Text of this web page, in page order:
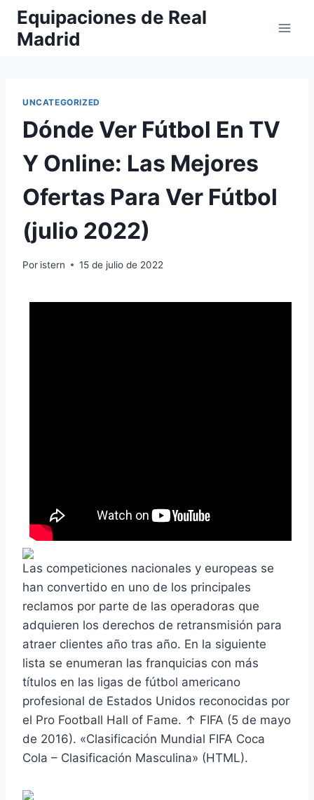
Saltar
contenido
Equipaciones de Real
Madrid
UNCATEGORIZED
Dónde Ver Fútbol En TV
Y Online: Las Mejores
Ofertas Para Ver Fútbol
(julio 2022)
Por istern 15 de julio de 2022
Las competiciones nacionales y europeas se
han convertido en uno de los principales
reclamos por parte de las operadoras que
adquieren los derechos de retransmisión para
atraer clientes año tras año. En la siguiente
lista se enumeran las franquicias con más
títulos en las ligas de fútbol americano
profesional de Estados Unidos reconocidas por
el Pro Football Hall of Fame. ↑ FIFA (5 de mayo
de 2016). «Clasificación Mundial FIFA Coca
Cola – Clasificación Masculina» (HTML).